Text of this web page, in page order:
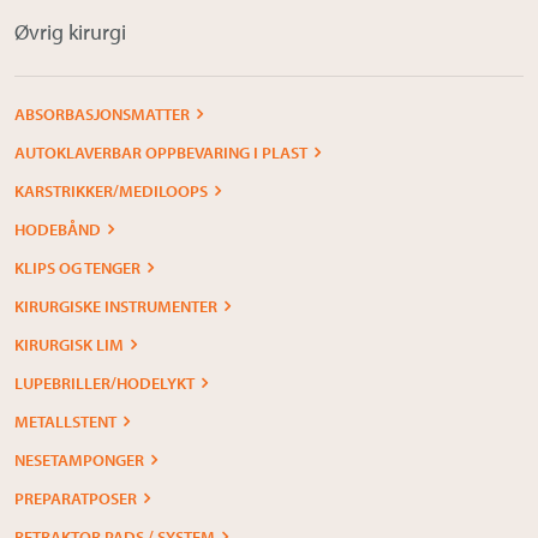
Øvrig kirurgi
ABSORBASJONSMATTER
AUTOKLAVERBAR OPPBEVARING I PLAST
KARSTRIKKER/MEDILOOPS
HODEBÅND
KLIPS OG TENGER
KIRURGISKE INSTRUMENTER
KIRURGISK LIM
LUPEBRILLER/HODELYKT
METALLSTENT
NESETAMPONGER
PREPARATPOSER